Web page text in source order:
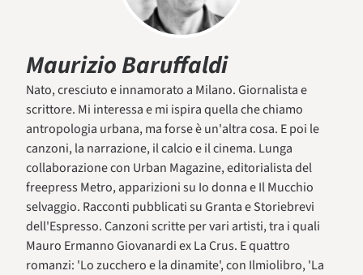
Maurizio Baruffaldi
Nato, cresciuto e innamorato a Milano. Giornalista e
scrittore. Mi interessa e mi ispira quella che chiamo
antropologia urbana, ma forse è un'altra cosa. E poi le
canzoni, la narrazione, il calcio e il cinema. Lunga
collaborazione con Urban Magazine, editorialista del
freepress Metro, apparizioni su Io donna e Il Mucchio
selvaggio. Racconti pubblicati su Granta e Storiebrevi
dell'Espresso. Canzoni scritte per vari artisti, tra i quali
Mauro Ermanno Giovanardi ex La Crus. E quattro
romanzi: 'Lo zucchero e la dinamite', con Ilmiolibro, 'La